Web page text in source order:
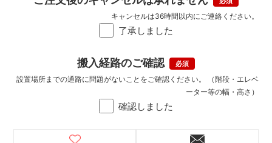
了承しました
キャンセルは36時間以内にご連絡ください。
搬入経路のご確認
確認しました
設置場所までの通路に問題がないことをご確認ください。 （階段・エレベ
ーター等の幅・高さ）